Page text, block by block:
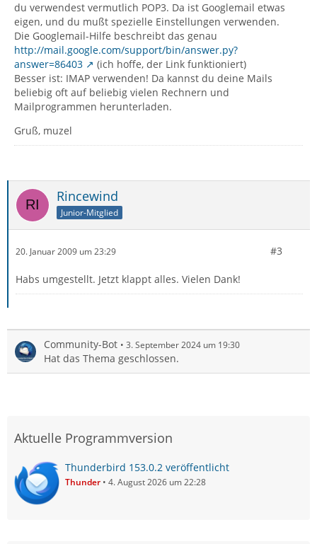
du verwendest vermutlich POP3. Da ist Googlemail etwas
eigen, und du mußt spezielle Einstellungen verwenden.
Die Googlemail-Hilfe beschreibt das genau
http://mail.google.com/support/bin/answer.py?
answer=86403
(ich hoffe, der Link funktioniert)
Besser ist: IMAP verwenden! Da kannst du deine Mails
beliebig oft auf beliebig vielen Rechnern und
Mailprogrammen herunterladen.
Gruß, muzel
Rincewind
Junior-Mitglied
20. Januar 2009 um 23:29 #3
Habs umgestellt. Jetzt klappt alles. Vielen Dank!
Community-Bot 3. September 2024 um 19:30
Hat das Thema geschlossen.
Aktuelle Programmversion
Thunderbird 153.0.2 veröffentlicht
Thunder 4. August 2026 um 22:28